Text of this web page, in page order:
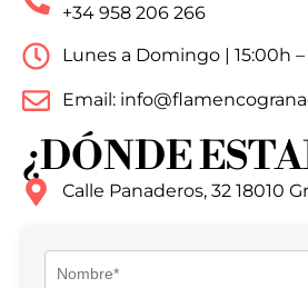
+34 958 206 266
Lunes a Domingo | 15:00h
Email:
¿DÓNDE
Calle Panaderos, 32 18010